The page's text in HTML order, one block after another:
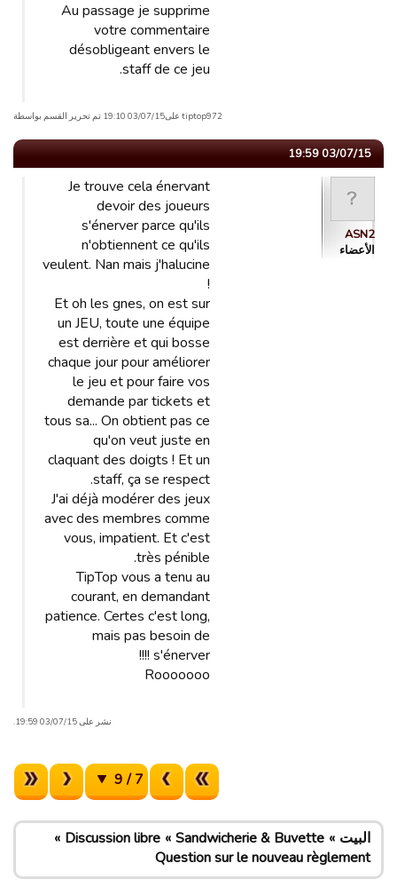
Au passage je supprime
votre commentaire
désobligeant envers le
staff de ce jeu.
tiptop972 علی03/07/15 19:10 تم تحریر القسم بواسطة
03/07/15 19:59
ASN2
الأعضاء
Je trouve cela énervant
devoir des joueurs
s'énerver parce qu'ils
n'obtiennent ce qu'ils
veulent. Nan mais j'halucine
!
Et oh les gnes, on est sur
un JEU, toute une équipe
est derrière et qui bosse
chaque jour pour améliorer
le jeu et pour faire vos
demande par tickets et
tous sa... On obtient pas ce
qu'on veut juste en
claquant des doigts ! Et un
staff, ça se respect.
J'ai déjà modérer des jeux
avec des membres comme
vous, impatient. Et c'est
très pénible.
TipTop vous a tenu au
courant, en demandant
patience. Certes c'est long,
mais pas besoin de
s'énerver !!!!
Rooooooo
نشر على 03/07/15 19:59.
7 / 9
البيت Sandwicherie & Buvette
Discussion libre
Question sur le nouveau règlement